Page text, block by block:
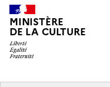
MINISTÈRE
DE LA CULTURE